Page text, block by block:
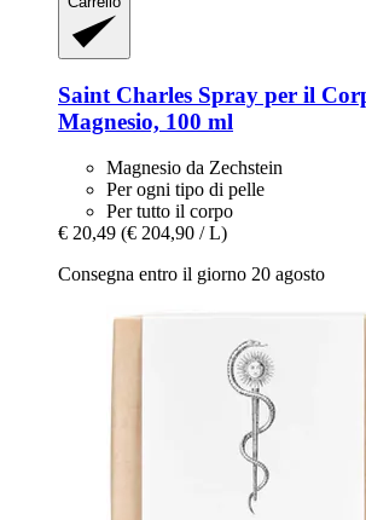
Saint Charles Spray per il
Magnesio, 100 ml
Magnesio da Zechstein
Per ogni tipo di pelle
Per tutto il corpo
€ 20,49 (€ 204,90 / L)
Consegna entro il giorno 20 agosto